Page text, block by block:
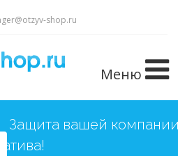
shop.ru
Меню
Защита вашей